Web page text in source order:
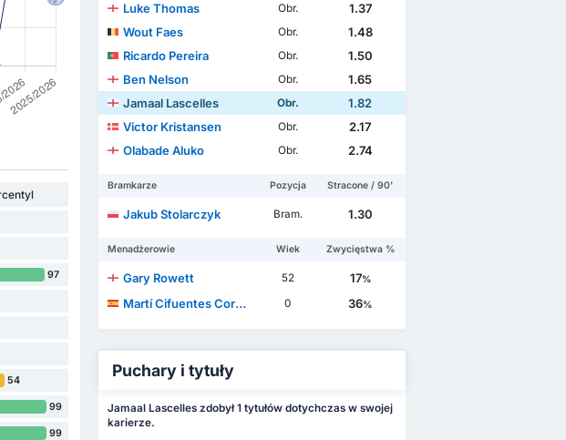
97
54
99
99
Luke Thomas
Obr.
1.37
Wout Faes
Obr.
1.48
Ricardo Pereira
Obr.
1.50
Ben Nelson
Obr.
1.65
Jamaal Lascelles
Obr.
1.82
Victor Kristansen
Obr.
2.17
Olabade Aluko
Obr. 2.74
Bramkarze Pozycja Stracone / 90'
Jakub Stolarczyk Bram. 1.30
Menadżerowie Wiek Zwycięstwa %
Gary Rowett 52 17%
Martí Cifuentes Corvillo 0 36%
Puchary i tytuły
Jamaal Lascelles zdobył 1 tytułów dotychczas w swojej
karierze.